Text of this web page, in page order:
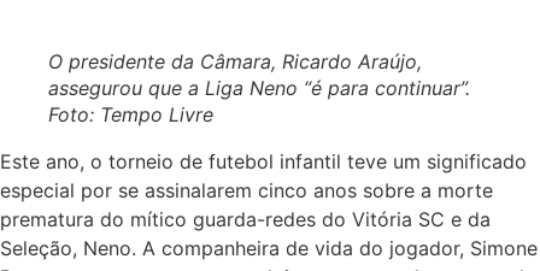
O presidente da Câmara, Ricardo Araújo,
assegurou que a Liga Neno “é para continuar”.
Foto: Tempo Livre
Este ano, o torneio de futebol infantil teve um significado
especial por se assinalarem cinco anos sobre a morte
prematura do mítico guarda-redes do Vitória SC e da
Seleção, Neno. A companheira de vida do jogador, Simone